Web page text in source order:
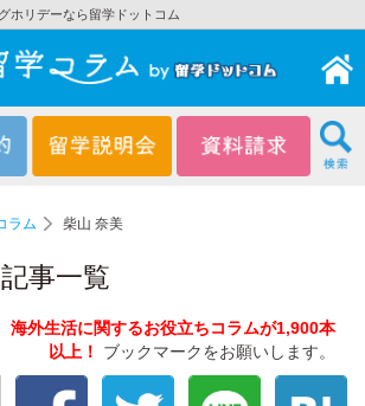
ホリデーなら留学ドットコム
ラム 柴山 奈美
事一覧
海外生活に関するお役立ちコラムが1,900本
以上！ ブックマークをお願いします。